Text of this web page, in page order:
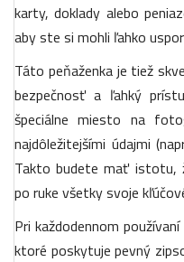
karty, doklady alebo
aby ste si mohli ľahko
Táto peňaženka je tiež
bezpečnosť a ľahký
špeciálne miesto na
najdôležitejšími údajmi
Takto budete mať istotu,
po ruke všetky svoje
Pri každodennom
ktoré poskytuje pevný